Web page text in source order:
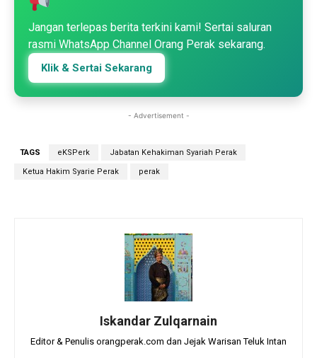
Jangan terlepas berita terkini kami! Sertai saluran
rasmi WhatsApp Channel Orang Perak sekarang.
Klik & Sertai Sekarang
- Advertisement -
TAGS eKSPerk Jabatan Kehakiman Syariah Perak
Ketua Hakim Syarie Perak perak
Iskandar Zulqarnain
Editor & Penulis orangperak.com dan Jejak Warisan Teluk Intan